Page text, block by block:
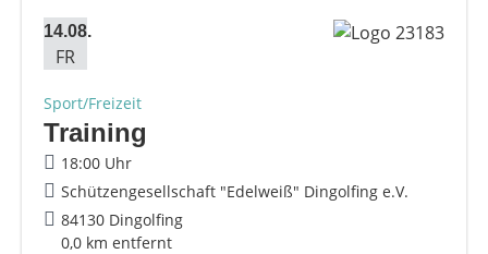
14.08.
FR
Sport/Freizeit
Training
18:00 Uhr
Schützengesellschaft "Edelweiß" Dingolfing e.V.
84130 Dingolfing
0,0 km entfernt